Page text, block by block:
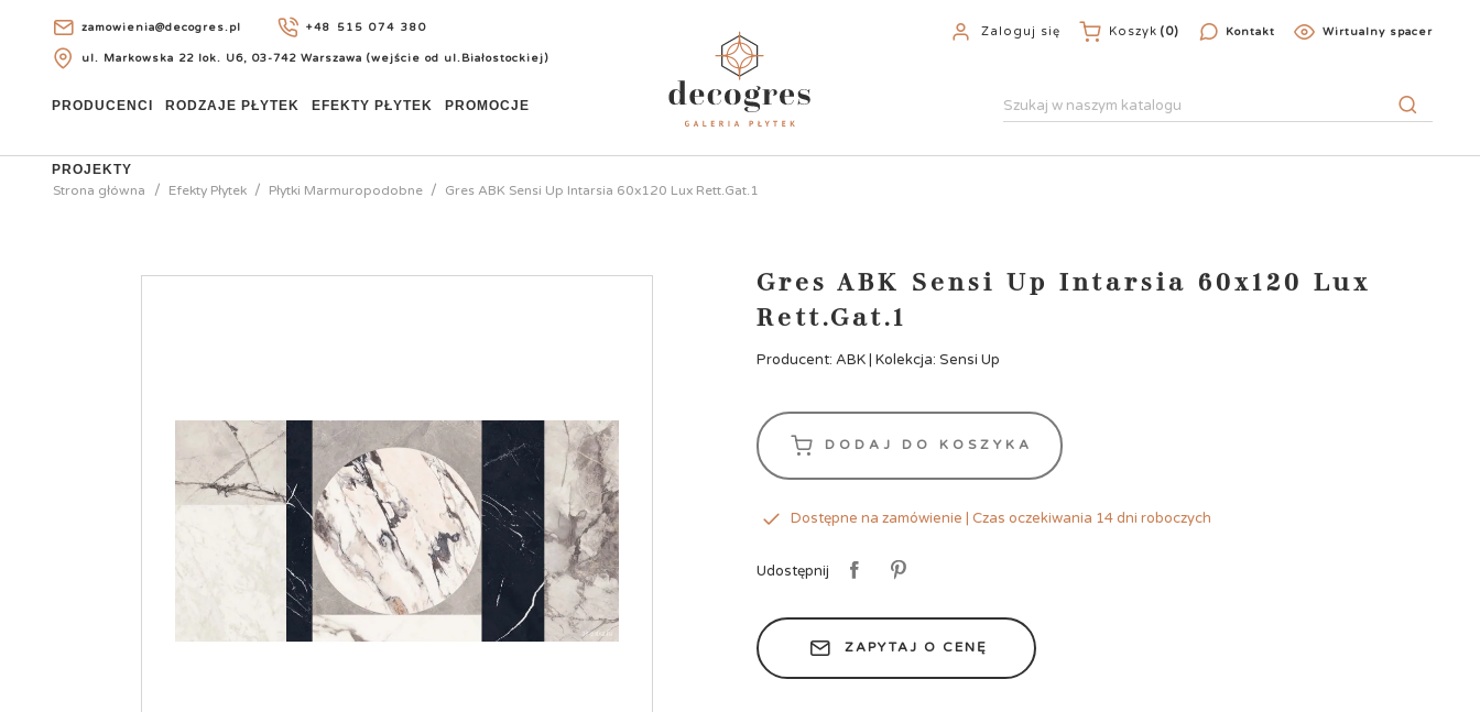
zamowienia@decogres.pl +48 515 074 380
ul. Markowska 22 lok. U6, 03-742 Warszawa (wejście od ul.Białostockiej)
Zaloguj się Koszyk (0) Kontakt Wirtualny spacer
PRODUCENCI RODZAJE PŁYTEK EFEKTY PŁYTEK PROMOCJE
PROJEKTY
Strona główna
Efekty Płytek Płytki Marmuropodobne Gres ABK Sensi Up Intarsia 60x120 Lux Rett.Gat.1
Gres ABK Sensi Up Intarsia 60x120 Lux
Rett.Gat.1
Producent: ABK | Kolekcja: Sensi Up
DODAJ DO KOSZYKA
Dostępne na zamówienie | Czas oczekiwania 14 dni roboczych
Udostępnij
ZAPYTAJ O CENĘ